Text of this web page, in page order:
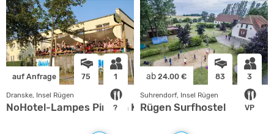
auf Anfrage 75 1
?
Dranske, Insel Rügen
NoHotel-Lampes Piraten Koje
ab 24.00 € 83 3
VP
Suhrendorf, Insel Rügen
Rügen Surfhostel